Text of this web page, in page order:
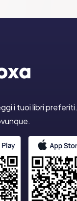
i tuoi libri preferiti.